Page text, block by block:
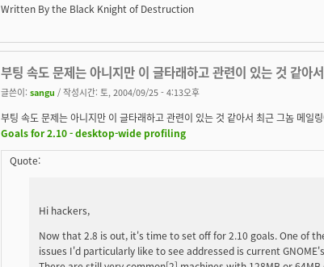
Written By the Black Knight of Destruction
부팅 속도 문제는 아니지만 이 글타래하고 관련이 있는 것 같아
글쓴이: sangu / 작성시간: 토, 2004/09/25 - 4:13오후
부팅 속도 문제는 아니지만 이 글타래하고 관련이 있는 것 같아서 최근 그놈 메일
Goals for 2.10 - desktop-wide profiling
Quote:
Hi hackers,
Now that 2.8 is out, it's time to set off for 2.10 goals. One of
issues I'd particularly like to see addressed is current GNOME's